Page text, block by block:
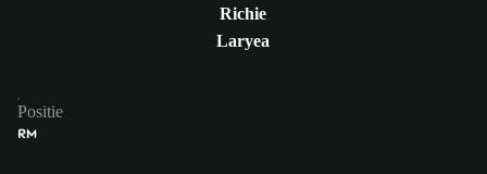
Richie
Laryea
Positie
RM